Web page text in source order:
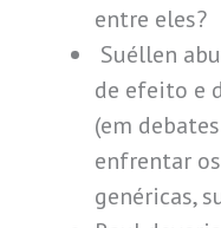
entre eles?
Suéllen
de efeito e
(em
enfrentar
genéricas,